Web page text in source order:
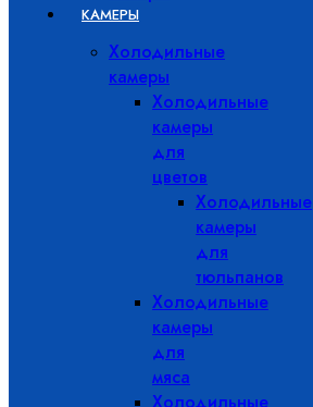
КАМЕРЫ
Холодильные
камеры
Холодильные
камеры
для
цветов
Холодильные
камеры
для
тюльпанов
Холодильные
камеры
для
мяса